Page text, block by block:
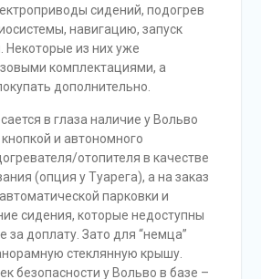
сидений, подогрев
навигацию, запуск
Некоторые из них уже
комплектациями, а
дополнительно.
в глаза наличие у Вольво
и автономного
отопителя в качестве
(опция у Туарега), а на заказ
парковки и
сидения, которые недоступны
за доплату. Зато для “немца”
стеклянную крышу.
безопасности у Вольво в базе –